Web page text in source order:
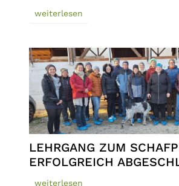
weiterlesen
LEHRGANG ZUM
ERFOLGREICH
weiterlesen